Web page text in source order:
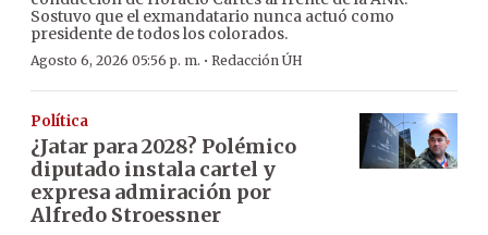
Sostuvo que el exmandatario nunca actuó como
presidente de todos los colorados.
Agosto 6, 2026 05:56 p. m. · Redacción ÚH
Política
¿Jatar para 2028? Polémico
diputado instala cartel y
expresa admiración por
Alfredo Stroessner